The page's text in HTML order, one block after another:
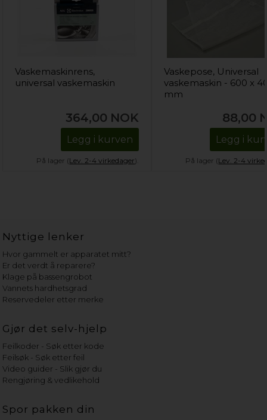
Vaskemaskinrens,
universal vaskemaskin
364,00 NOK
Legg i kurven
På lager (Lev. 2-4 virkedager).
Vaskepose, Universal
vaskemaskin - 600 x
mm
88,00
Legg i
På lager (Lev. 2-4
Nyttige lenker
Hvor gammelt er apparatet mitt?
Er det verdt å reparere?
Klage på bassengrobot
Vannets hardhetsgrad
Reservedeler etter merke
Gjør det selv-hjelp
Feilkoder - Søk etter kode
Feilsøk - Søk etter feil
Video guider - Slik gjør du
Rengjøring & vedlikehold
Spor pakken din